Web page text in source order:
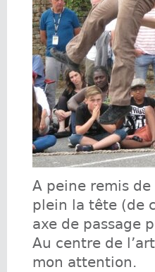
A peine remis
plein la tête (de
axe de passage
Au centre de
mon attention.